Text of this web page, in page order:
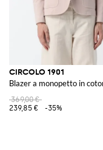
CIRCOLO 1901
Blazer a monopetto in
369,00 €
239,85 €
-35%